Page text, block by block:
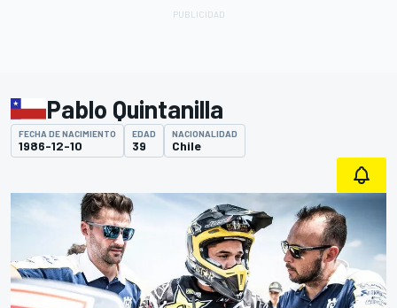
Pablo Quintanilla
FECHA DE NACIMIENTO
1986-12-10
EDAD
39
NACIONALIDAD
Chile